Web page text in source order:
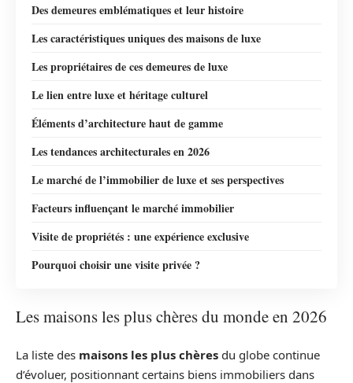
Des demeures emblématiques et leur histoire
Les caractéristiques uniques des maisons de luxe
Les propriétaires de ces demeures de luxe
Le lien entre luxe et héritage culturel
Éléments d’architecture haut de gamme
Les tendances architecturales en 2026
Le marché de l’immobilier de luxe et ses perspectives
Facteurs influençant le marché immobilier
Visite de propriétés : une expérience exclusive
Pourquoi choisir une visite privée ?
Les maisons les plus chères du monde en 2026
La liste des maisons les plus chères du globe continue
d’évoluer, positionnant certains biens immobiliers dans